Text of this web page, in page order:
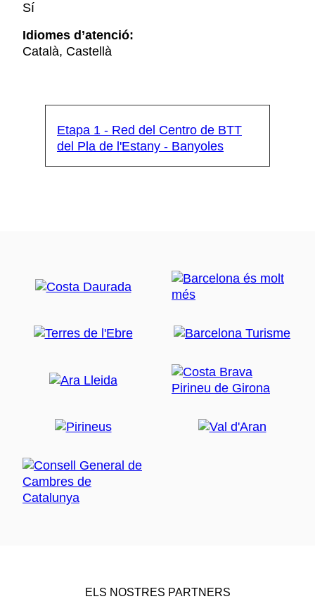
Sí
Idiomes d’atenció:
Català, Castellà
Etapa 1 - Red del Centro de BTT
del Pla de l'Estany - Banyoles
ELS NOSTRES PARTNERS